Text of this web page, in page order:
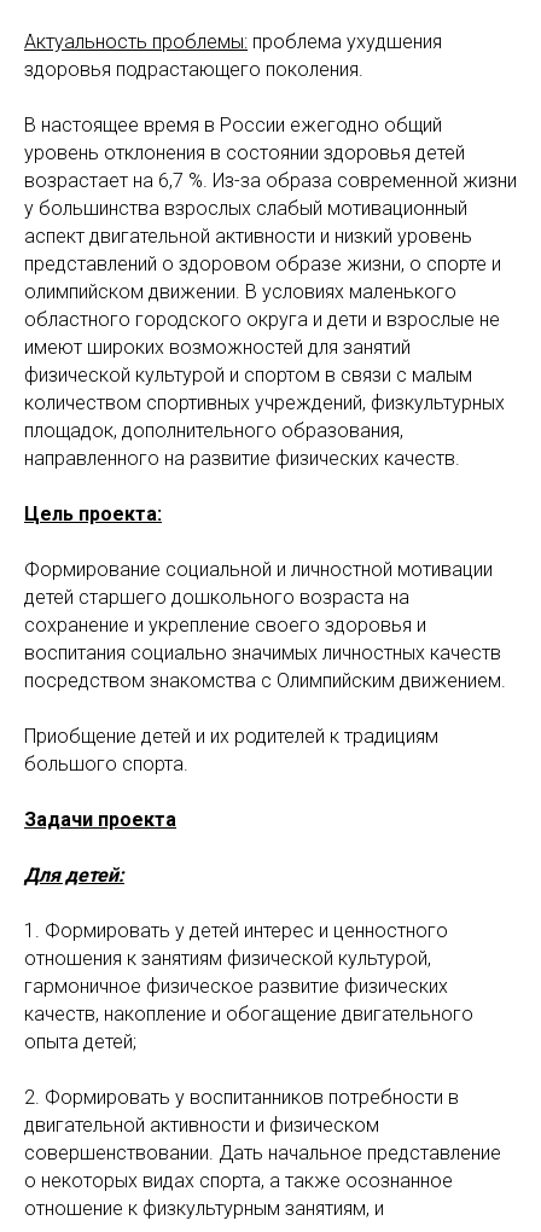
Актуальность проблемы: проблема ухудшения
здоровья подрастающего поколения.
В настоящее время в России ежегодно общий
уровень отклонения в состоянии здоровья детей
возрастает на 6,7 %. Из-за образа современной жизни
у большинства взрослых слабый мотивационный
аспект двигательной активности и низкий уровень
представлений о здоровом образе жизни, о спорте и
олимпийском движении. В условиях маленького
областного городского округа и дети и взрослые не
имеют широких возможностей для занятий
физической культурой и спортом в связи с малым
количеством спортивных учреждений, физкультурных
площадок, дополнительного образования,
направленного на развитие физических качеств.
Цель проекта:
Формирование социальной и личностной мотивации
детей старшего дошкольного возраста на
сохранение и укрепление своего здоровья и
воспитания социально значимых личностных качеств
посредством знакомства с Олимпийским движением.
Приобщение детей и их родителей к традициям
большого спорта.
Задачи проекта
Для детей:
1. Формировать у детей интерес и ценностного
отношения к занятиям физической культурой,
гармоничное физическое развитие физических
качеств, накопление и обогащение двигательного
опыта детей;
2. Формировать у воспитанников потребности в
двигательной активности и физическом
совершенствовании. Дать начальное представление
о некоторых видах спорта, а также осознанное
отношение к физкультурным занятиям, и